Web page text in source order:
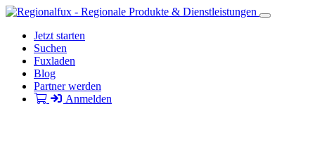
Jetzt starten
Suchen
Fuxladen
Blog
Partner werden
Anmelden